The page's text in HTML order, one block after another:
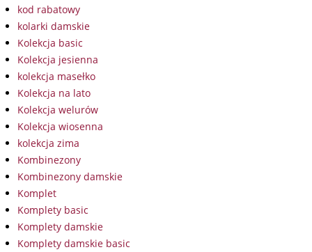
kod rabatowy
kolarki damskie
Kolekcja basic
Kolekcja jesienna
kolekcja masełko
Kolekcja na lato
Kolekcja welurów
Kolekcja wiosenna
kolekcja zima
Kombinezony
Kombinezony damskie
Komplet
Komplety basic
Komplety damskie
Komplety damskie basic